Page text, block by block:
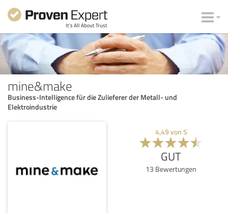
mine&make
Business-Intelligence für die Zulieferer der Metall- und
Elektroindustrie
4,49von 5
GUT
13 Bewertungen